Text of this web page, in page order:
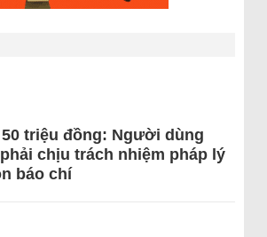
triệu đồng: Người dùng
chịu trách nhiệm pháp lý
báo chí